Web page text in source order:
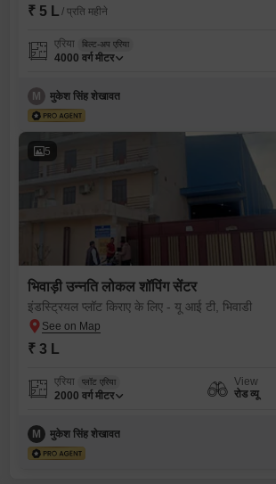
₹ 5 L / प्रति महीने
एरिया बिल्ट-अप एरिया
4000 वर्ग मीटर
M मुकेश सिंह शेखावत
5
भिवाड़ी उन्नति लोकल शॉपिंग सेंटर
इंडस्ट्रियल प्लॉट किराए के लिए - यू आई टी, भिवाडी
₹ 3 L
एरिया प्लॉट एरिया
2000 वर्ग मीटर
View
रोड व्यू
M मुकेश सिंह शेखावत